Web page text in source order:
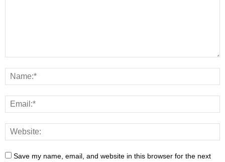
Save my name, email, and website in this browser for the next